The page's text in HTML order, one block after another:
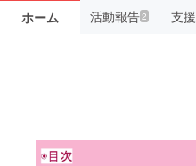
ホーム 活動報告2 支